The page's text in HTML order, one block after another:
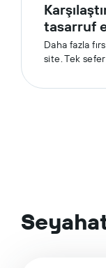
tasarruf
Daha fazla
site. Tek